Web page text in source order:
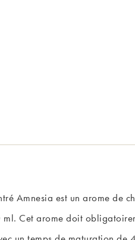
Amnesia est un arome de
ml. Cet arome doit